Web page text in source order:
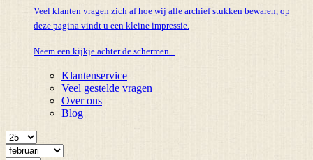
Veel klanten vragen zich af hoe wij alle archief stukken bewaren, op
deze pagina vindt u een kleine impressie.
Neem een kijkje achter de schermen...
Klantenservice
Veel gestelde vragen
Over ons
Blog